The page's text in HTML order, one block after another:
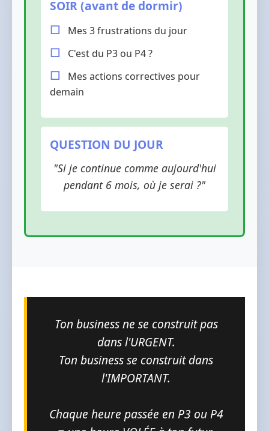
SOIR (avant de dormir)
Mes 3 frustrations du jour
C'est du P3 ou P4 ?
Mes actions correctives pour
demain
QUESTION DU JOUR
"Si je continue comme aujourd'hui
pendant 6 mois, où je serai ?"
Ton business ne se construit pas
dans l'URGENT.
Ton business se construit dans
l'IMPORTANT.
Chaque heure passée en P3 ou P4